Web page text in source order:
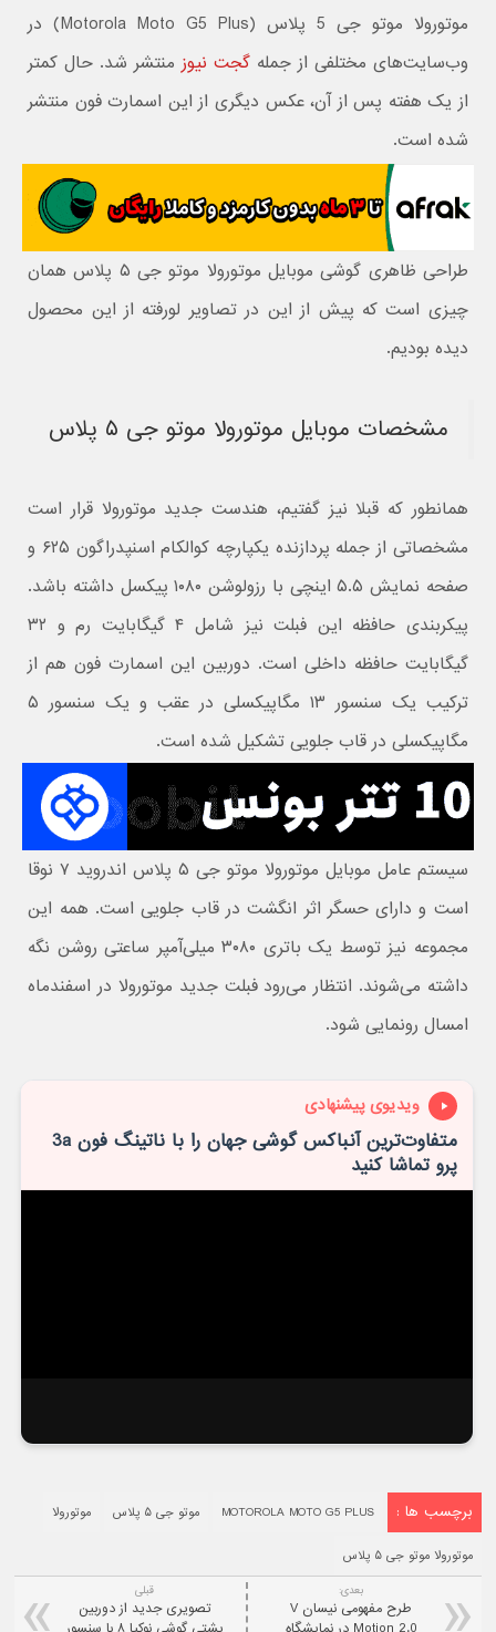
موتورولا موتو جی 5 پلاس (Motorola Moto G5 Plus) در
وب‌سایت‌های مختلفی از جمله گجت نیوزمنتشر شد. حال کمتر
از یک هفته پس از آن، عکس دیگری از این اسمارت فون منتشر
شده است.
طراحی ظاهری گوشی موبایل موتورولا موتو جی ۵ پلاس همان
چیزی است که پیش از این در تصاویر لورفته از این محصول
دیده بودیم.
مشخصات موبایل موتورولا موتو جی ۵ پلاس
همانطور که قبلا نیز گفتیم، هندست جدید موتورولا قرار است
مشخصاتی از جمله پردازنده یکپارچه کوالکام اسنپدراگون ۶۲۵ و
صفحه نمایش ۵.۵ اینچی با رزولوشن ۱۰۸۰ پیکسل داشته باشد.
پیکربندی حافظه این فبلت نیز شامل ۴ گیگابایت رم و ۳۲
گیگابایت حافظه داخلی است. دوربین این اسمارت فون هم از
ترکیب یک سنسور ۱۳ مگاپیکسلی در عقب و یک سنسور ۵
مگاپیکسلی در قاب جلویی تشکیل شده است.
سیستم عامل موبایل موتورولا موتو جی ۵ پلاس اندروید ۷ نوقا
است و دارای حسگر اثر انگشت در قاب جلویی است. همه این
مجموعه نیز توسط یک باتری ۳۰۸۰ میلی‌آمپر ساعتی روشن نگه
داشته می‌شوند. انتظار می‌رود فبلت جدید موتورولا در اسفندماه
امسال رونمایی شود.
ویدیوی پیشنهادی
متفاوت‌ترین آنباکس گوشی جهان را با ناتینگ فون 3a
پرو تماشا کنید
برچسب ها : MOTOROLA MOTO G5 PLUS موتو جی ۵ پلاس موتورولا
موتورولا موتو جی ۵ پلاس
قبلی
تصویری جدید از دوربین
بعدی:
طرح مفهومی نیسان V